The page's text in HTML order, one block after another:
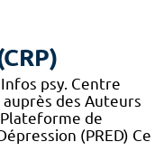
psy. Centre
des Auteurs
Plateforme de
(PRED) Ce